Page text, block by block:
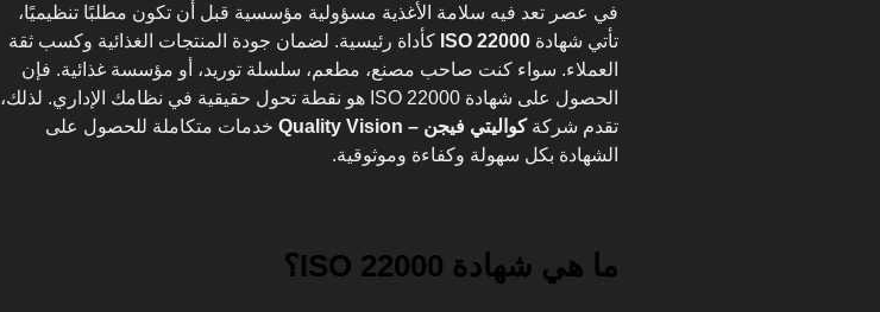
في عصر تعد فيه سلامة الأغذية مسؤولية مؤسسية قبل أن تكون مطلبًا تنظيميًا،
تأتي شهادة ISO 22000 كأداة رئيسية. لضمان جودة المنتجات الغذائية وكسب ثقة
العملاء. سواء كنت صاحب مصنع، مطعم، سلسلة توريد، أو مؤسسة غذائية. فإن
الحصول على شهادة ISO 22000 هو نقطة تحول حقيقية في نظامك الإداري. لذلك،
تقدم شركةكواليتي فيجن – Quality Vision
خدمات متكاملة للحصول على
الشهادة بكل سهولة وكفاءة وموثوقية.
ما هي شهادة ISO 22000؟